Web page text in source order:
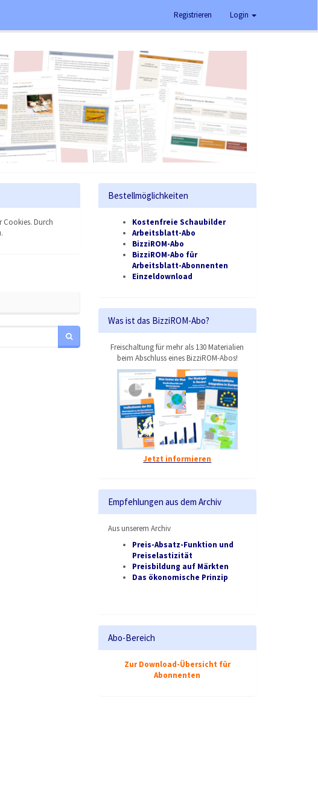
Registrieren Login
Cookies. Durch
Bestellmöglichkeiten
Kostenfreie Schaubilder
Arbeitsblatt-Abo
BizziROM-Abo
BizziROM-Abo für
Arbeitsblatt-Abonnenten
Einzeldownload
Was ist das BizziROM-Abo?
Freischaltung für mehr als 130 Materialien
beim Abschluss eines BizziROM-Abos!
Jetzt informieren
Empfehlungen aus dem Archiv
Aus unserem Archiv
Preis-Absatz-Funktion und
Preiselastizität
Preisbildung auf Märkten
Das ökonomische Prinzip
Abo-Bereich
Zur Download-Übersicht für
Abonnenten